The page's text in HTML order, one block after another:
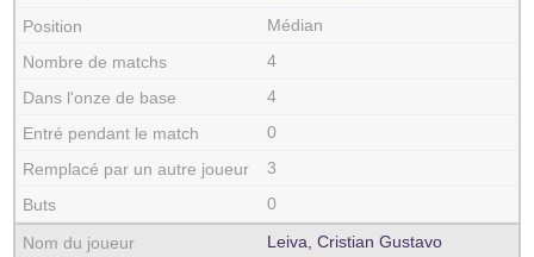
Médian
4
4
0
3
0
Leiva, Cristian Gustavo